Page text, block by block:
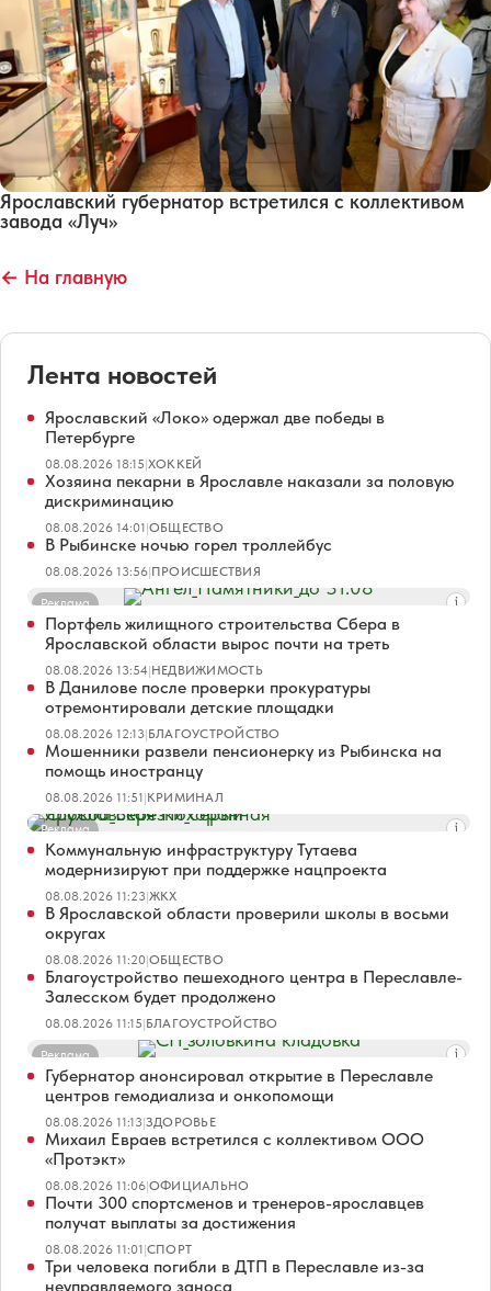
Ярославский губернатор встретился с коллективом
завода «Луч»
← На главную
Лента новостей
Ярославский «Локо» одержал две победы в
Петербурге
08.08.2026 18:15|ХОККЕЙ
Хозяина пекарни в Ярославле наказали за половую
дискриминацию
08.08.2026 14:01|ОБЩЕСТВО
В Рыбинске ночью горел троллейбус
08.08.2026 13:56|ПРОИСШЕСТВИЯ
Реклама
Портфель жилищного строительства Сбера в
Ярославской области вырос почти на треть
08.08.2026 13:54|НЕДВИЖИМОСТЬ
В Данилове после проверки прокуратуры
отремонтировали детские площадки
08.08.2026 12:13|БЛАГОУСТРОЙСТВО
Мошенники развели пенсионерку из Рыбинска на
помощь иностранцу
08.08.2026 11:51|КРИМИНАЛ
Реклама
Коммунальную инфраструктуру Тутаева
модернизируют при поддержке нацпроекта
08.08.2026 11:23|ЖКХ
В Ярославской области проверили школы в восьми
округах
08.08.2026 11:20|ОБЩЕСТВО
Благоустройство пешеходного центра в Переславле-
Залесском будет продолжено
08.08.2026 11:15|БЛАГОУСТРОЙСТВО
Реклама
Губернатор анонсировал открытие в Переславле
центров гемодиализа и онкопомощи
08.08.2026 11:13|ЗДОРОВЬЕ
Михаил Евраев встретился с коллективом ООО
«Протэкт»
08.08.2026 11:06|ОФИЦИАЛЬНО
Почти 300 спортсменов и тренеров-ярославцев
получат выплаты за достижения
08.08.2026 11:01|СПОРТ
Три человека погибли в ДТП в Переславле из-за
неуправляемого заноса